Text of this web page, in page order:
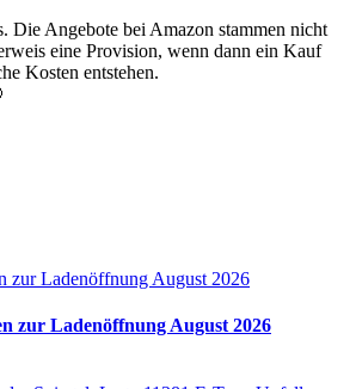
Angebote bei Amazon stammen nicht
eine Provision, wenn dann ein Kauf
Kosten entstehen.
zur Ladenöffnung August 2026